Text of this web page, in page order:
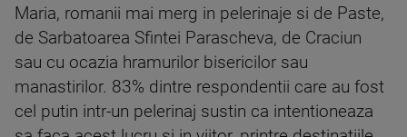
Maria, romanii mai merg in pelerinaje si de Paste,
de Sarbatoarea Sfintei Parascheva, de Craciun
sau cu ocazia hramurilor bisericilor sau
manastirilor. 83% dintre respondentii care au fost
cel putin intr-un pelerinaj sustin ca intentioneaza